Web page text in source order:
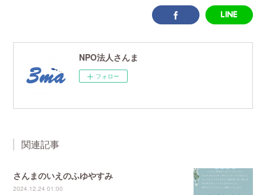
NPO法人さんま
フォロー
関連記事
さんまのいえのふゆやすみ
2024.12.24 01:00